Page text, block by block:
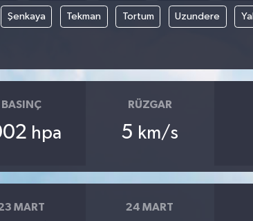
Şenkaya Tekman Tortum Uzundere
BASINÇ
hpa
RÜZGAR
5 km/s
MART 24 MART